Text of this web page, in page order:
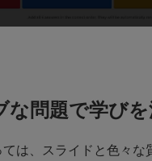
問題で学び
は、スライドと色々な